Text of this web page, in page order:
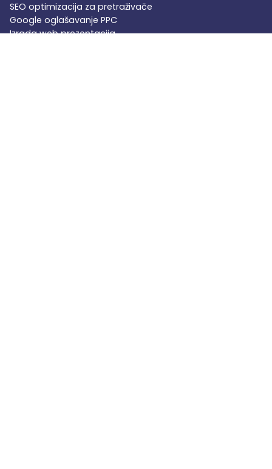
SEO optimizacija za pretraživače
Google oglašavanje PPC
Izrada web prezentacija